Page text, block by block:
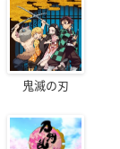
鬼滅の刃